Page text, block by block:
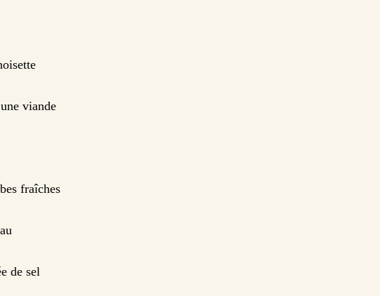
viande
fraîches
de sel